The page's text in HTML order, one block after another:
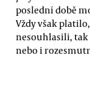
poslední době
Vždy však
nesouhlasili, tak
nebo i